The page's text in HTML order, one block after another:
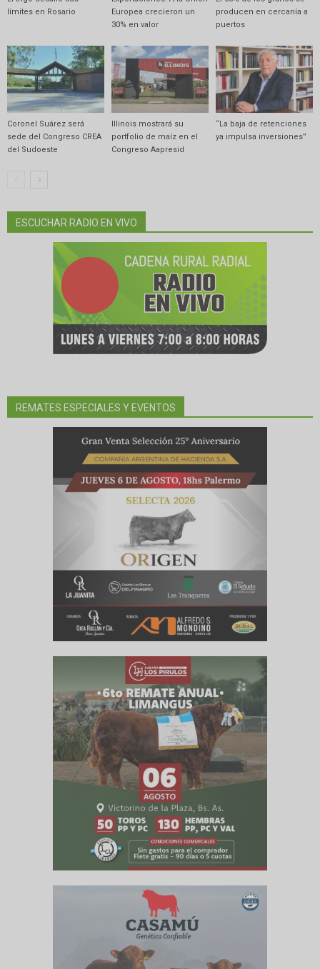
límites en Rosario
Europea crecieron un
30% en valor
producen en cercanía a
puertos
Coronel Suárez será
sede del Congreso CREA
del Sudoeste
Illinois mostrará su
portfolio de maíz en el
Congreso Aapresid
“La baja de retenciones
ya impulsa inversiones”
ESCUCHAR RADIO EN VIVO
REMATES ESPECIALES Y EVENTOS